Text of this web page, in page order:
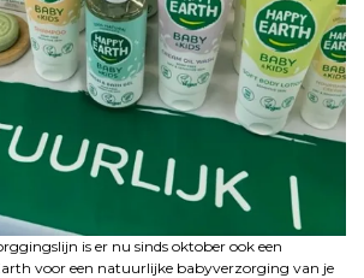
is er nu sinds oktober ook een
voor een natuurlijke babyverzorging van je